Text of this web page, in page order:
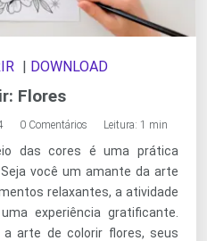
| DOWNLOAD
Flores
0 Comentários Leitura: 1 min
das cores é uma prática
você um amante da arte
relaxantes, a atividade
experiência gratificante.
a arte de colorir flores, seus